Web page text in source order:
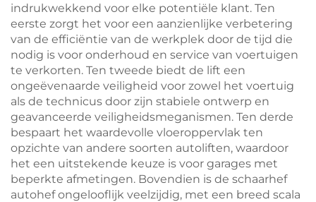
indrukwekkend voor elke potentiële klant. Ten
eerste zorgt het voor een aanzienlijke verbetering
van de efficiëntie van de werkplek door de tijd die
nodig is voor onderhoud en service van voertuigen
te verkorten. Ten tweede biedt de lift een
ongeëvenaarde veiligheid voor zowel het voertuig
als de technicus door zijn stabiele ontwerp en
geavanceerde veiligheidsmeganismen. Ten derde
bespaart het waardevolle vloeroppervlak ten
opzichte van andere soorten autoliften, waardoor
het een uitstekende keuze is voor garages met
beperkte afmetingen. Bovendien is de schaarhef
autohef ongelooflijk veelzijdig, met een breed scala